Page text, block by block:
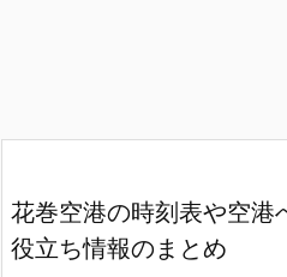
花巻空港の時刻表や空港
役立ち情報のまとめ